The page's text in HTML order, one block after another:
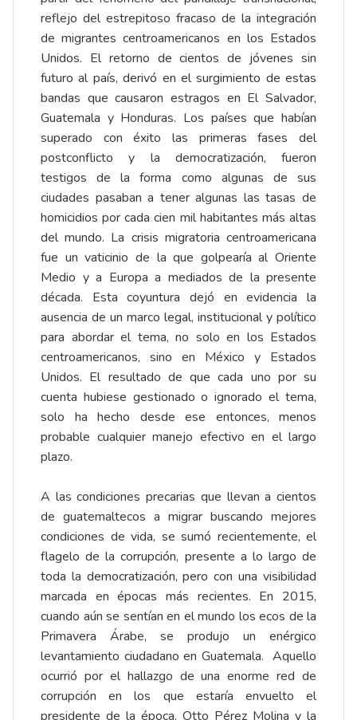
reflejo del estrepitoso fracaso de la integración
de migrantes centroamericanos en los Estados
Unidos. El retorno de cientos de jóvenes sin
futuro al país, derivó en el surgimiento de estas
bandas que causaron estragos en El Salvador,
Guatemala y Honduras. Los países que habían
superado con éxito las primeras fases del
postconflicto y la democratización, fueron
testigos de la forma como algunas de sus
ciudades pasaban a tener algunas las tasas de
homicidios por cada cien mil habitantes más altas
del mundo. La crisis migratoria centroamericana
fue un vaticinio de la que golpearía al Oriente
Medio y a Europa a mediados de la presente
década. Esta coyuntura dejó en evidencia la
ausencia de un marco legal, institucional y político
para abordar el tema, no solo en los Estados
centroamericanos, sino en México y Estados
Unidos. El resultado de que cada uno por su
cuenta hubiese gestionado o ignorado el tema,
solo ha hecho desde ese entonces, menos
probable cualquier manejo efectivo en el largo
plazo.
A las condiciones precarias que llevan a cientos
de guatemaltecos a migrar buscando mejores
condiciones de vida, se sumó recientemente, el
flagelo de la corrupción, presente a lo largo de
toda la democratización, pero con una visibilidad
marcada en épocas más recientes. En 2015,
cuando aún se sentían en el mundo los ecos de la
Primavera Árabe, se produjo un enérgico
levantamiento ciudadano en Guatemala. Aquello
ocurrió por el hallazgo de una enorme red de
corrupción en los que estaría envuelto el
presidente de la época, Otto Pérez Molina y la